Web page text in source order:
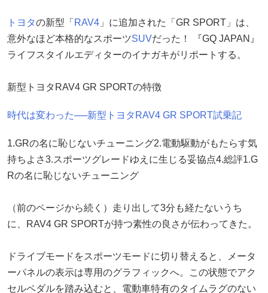
トヨタの新型「 RAV4 」に追加された「GR SPORT」は、
意外なほど本格的なスポーツSUVだった！ 『GQ JAPAN』
ライフスタイルエディターのイナガキがリポートする。
新型トヨタRAV4 GR SPORTの特徴
時代は変わった──新型トヨタRAV4 GR SPORT試乗記
1.GRの名に恥じないチューニング2.電動駆動がもたらす気
持ちよさ3.スポーツグレードゆえに生じる妥協点4.総評1.G
Rの名に恥じないチューニング
（前のページから続く）走り出して3分も経たないうち
に、RAV4 GR SPORTが持つ素性の良さが伝わってきた。
ドライブモードをスポーツモードに切り替えると、メータ
ーパネルの表示は専用のグラフィックへ。この状態でアク
セルペダルを踏み込むと、電動車特有のタイムラグのない